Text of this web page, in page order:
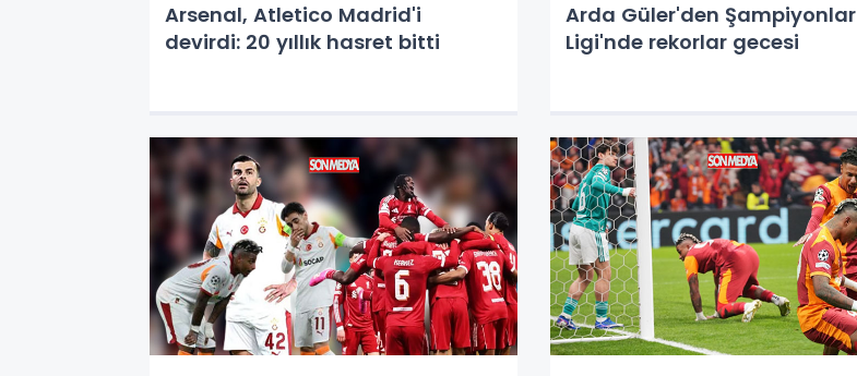
Arsenal, Atletico Madrid'i
devirdi: 20 yıllık hasret bitti
Arda Güler'den Şampiyonlar
Ligi'nde rekorlar gecesi